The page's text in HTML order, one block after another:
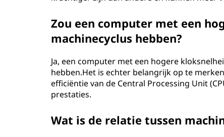
Zou een computer met een
machinecyclus hebben?
Ja, een computer met een hogere
hebben.Het is echter belangrijk op te
efficiëntie van de Central Processing Unit
prestaties.
Wat is de relatie tussen